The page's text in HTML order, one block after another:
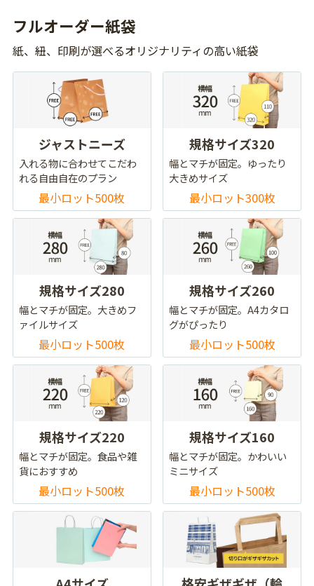
フルオーダー紙袋
紙、紐、印刷が選べるオリジナリティの高い紙袋
ジャストニーズ
入れる物に合わせてこだわ
れる自由自在のプラン
最小ロット500枚
規格サイズ320
幅とマチが固定。ゆったり
大きめサイズ
最小ロット300枚
規格サイズ280
幅とマチが固定。大きめフ
ァイルサイズ
最小ロット500枚
規格サイズ260
幅とマチが固定。A4カタロ
グがぴったり
最小ロット500枚
規格サイズ220
幅とマチが固定。食品や雑
貨におすすめ
最小ロット500枚
規格サイズ160
幅とマチが固定。かわいい
ミニサイズ
最小ロット500枚